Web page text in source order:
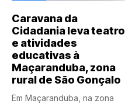
Caravana da
Cidadania leva teatro
e atividades
educativas à
Maçaranduba, zona
rural de São Gonçalo
Em Maçaranduba, na zona